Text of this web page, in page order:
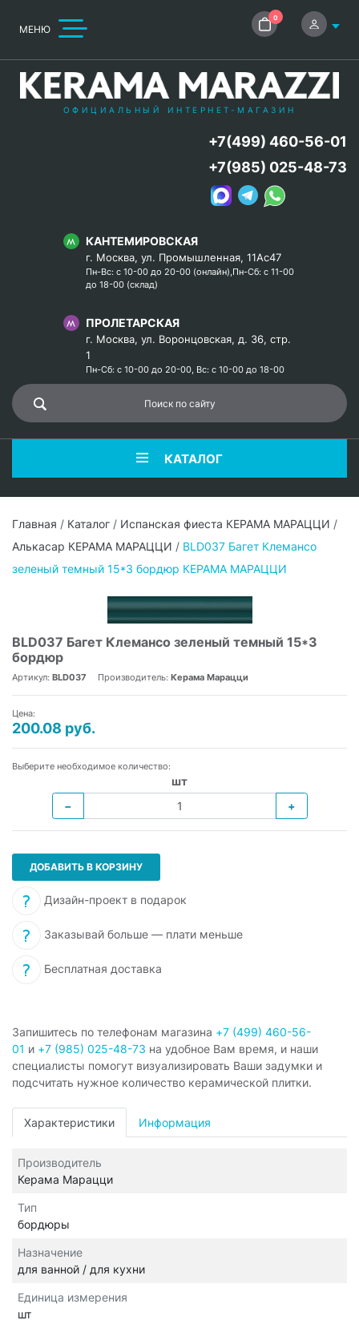
МЕНЮ
0
ОФИЦИАЛЬНЫЙ ИНТЕРНЕТ-МАГАЗИН
КАНТЕМИРОВСКАЯ
г. Москва, ул. Промышленная, 11Ас47
Пн-Вс: с 10-00 до 20-00 (онлайн),Пн-Сб: с 11-00
до 18-00 (склад)
ПРОЛЕТАРСКАЯ
г. Москва, ул. Воронцовская, д. 36, стр.
1
Пн-Сб: с 10-00 до 20-00, Вс: с 10-00 до 18-00
+7(499) 460-56-01
+7(985) 025-48-73
КАТАЛОГ
Главная / Каталог / Испанская фиеста КЕРАМА МАРАЦЦИ /
Алькасар КЕРАМА МАРАЦЦИ / BLD037 Багет Клемансо
зеленый темный 15*3 бордюр КЕРАМА МАРАЦЦИ
BLD037 Багет Клемансо зеленый темный 15*3
бордюр
Артикул: BLD037 Производитель: Керама Марацци
Цена:
200.08 руб.
Выберите необходимое количество:
шт
−
+
ДОБАВИТЬ В КОРЗИНУ
Дизайн-проект в подарок
Заказывай больше — плати меньше
Бесплатная доставка
Запишитесь по телефонам магазина +7 (499) 460-56-
01 и +7 (985) 025-48-73 на удобное Вам время, и наши
специалисты помогут визуализировать Ваши задумки и
подсчитать нужное количество керамической плитки.
Характеристики Информация
Производитель
Керама Марацци
Тип
бордюры
Назначение
для ванной / для кухни
Единица измерения
шт